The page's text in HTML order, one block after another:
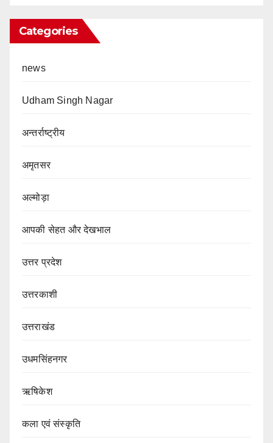
Categories
news
Udham Singh Nagar
अन्तर्राष्ट्रीय
अमृतसर
अल्मोड़ा
आपकी सेहत और देखभाल
उत्तर प्रदेश
उत्तरकाशी
उत्तराखंड
उधमसिंहनगर
ऋषिकेश
कला एवं संस्कृति